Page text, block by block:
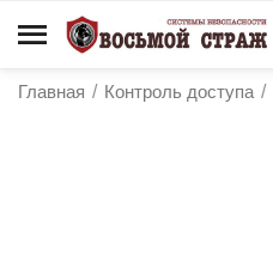
Главная / Контроль доступа /